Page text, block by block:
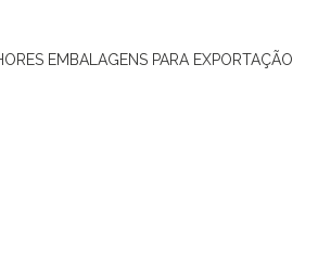
EMBALAGENS PARA EXPORTAÇÃO